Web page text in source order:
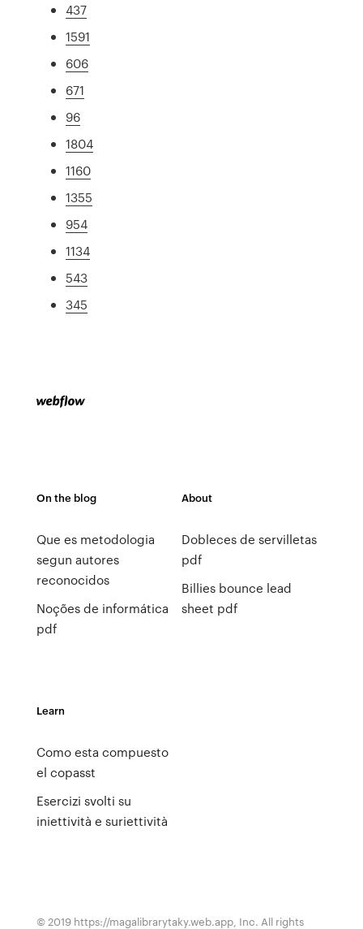
437
1591
606
671
96
1804
1160
1355
954
1134
543
345
On the blog
Que es metodologia
segun autores
reconocidos
Noções de informática
pdf
About
Dobleces de servilletas
pdf
Billies bounce lead
sheet pdf
Learn
Como esta compuesto
el copasst
Esercizi svolti su
iniettività e suriettività
© 2019 https://magalibrarytaky.web.app, Inc. All rights